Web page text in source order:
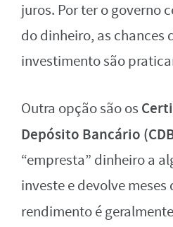
juros. Por ter o governo
do dinheiro, as chances
investimento são
Outra opção são os
Depósito Bancário
“empresta” dinheiro a
investe e devolve
rendimento é